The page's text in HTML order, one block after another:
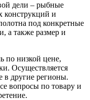
дели – рыбные
конструкций и
под конкретные
а также размер и
по низкой цене,
Осуществляется
в другие регионы.
вопросы по товару и